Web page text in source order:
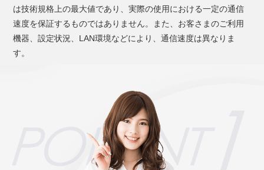
は技術規格上の最大値であり、実際の使用における一定の通信
速度を保証するものではありません。また、お客さまのご利用
機器、設定状況、LAN環境などにより、通信速度は異なりま
す。